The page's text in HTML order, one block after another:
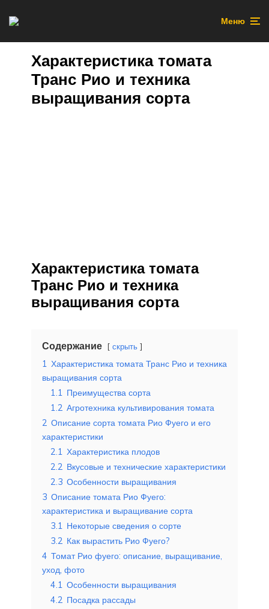
Меню
Характеристика томата
Транс Рио и техника
выращивания сорта
Характеристика томата
Транс Рио и техника
выращивания сорта
Содержание скрыть
1 Характеристика томата Транс Рио и техника
выращивания сорта
1.1 Преимущества сорта
1.2 Агротехника культивирования томата
2 Описание сорта томата Рио Фуего и его
характеристики
2.1 Характеристика плодов
2.2 Вкусовые и технические характеристики
2.3 Особенности выращивания
3 Описание томата Рио Фуего:
характеристика и выращивание сорта
3.1 Некоторые сведения о сорте
3.2 Как вырастить Рио Фуего?
4 Томат Рио фуего: описание, выращивание,
уход, фото
4.1 Особенности выращивания
4.2 Посадка рассады